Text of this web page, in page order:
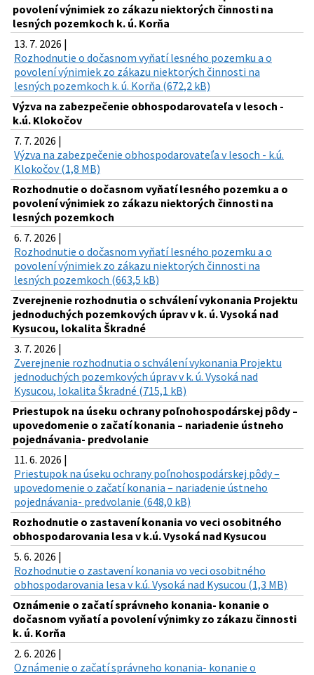
povolení výnimiek zo zákazu niektorých činnosti na
lesných pozemkoch k. ú. Korňa
13. 7. 2026 |
Rozhodnutie o dočasnom vyňatí lesného pozemku a o
povolení výnimiek zo zákazu niektorých činnosti na
lesných pozemkoch k. ú. Korňa (672,2 kB)
Výzva na zabezpečenie obhospodarovateľa v lesoch -
k.ú. Klokočov
7. 7. 2026 |
Výzva na zabezpečenie obhospodarovateľa v lesoch - k.ú.
Klokočov (1,8 MB)
Rozhodnutie o dočasnom vyňatí lesného pozemku a o
povolení výnimiek zo zákazu niektorých činnosti na
lesných pozemkoch
6. 7. 2026 |
Rozhodnutie o dočasnom vyňatí lesného pozemku a o
povolení výnimiek zo zákazu niektorých činnosti na
lesných pozemkoch (663,5 kB)
Zverejnenie rozhodnutia o schválení vykonania Projektu
jednoduchých pozemkových úprav v k. ú. Vysoká nad
Kysucou, lokalita Škradné
3. 7. 2026 |
Zverejnenie rozhodnutia o schválení vykonania Projektu
jednoduchých pozemkových úprav v k. ú. Vysoká nad
Kysucou, lokalita Škradné (715,1 kB)
Priestupok na úseku ochrany poľnohospodárskej pôdy –
upovedomenie o začatí konania – nariadenie ústneho
pojednávania- predvolanie
11. 6. 2026 |
Priestupok na úseku ochrany poľnohospodárskej pôdy –
upovedomenie o začatí konania – nariadenie ústneho
pojednávania- predvolanie (648,0 kB)
Rozhodnutie o zastavení konania vo veci osobitného
obhospodarovania lesa v k.ú. Vysoká nad Kysucou
5. 6. 2026 |
Rozhodnutie o zastavení konania vo veci osobitného
obhospodarovania lesa v k.ú. Vysoká nad Kysucou (1,3 MB)
Oznámenie o začatí správneho konania- konanie o
dočasnom vyňatí a povolení výnimky zo zákazu činnosti
k. ú. Korňa
2. 6. 2026 |
Oznámenie o začatí správneho konania- konanie o